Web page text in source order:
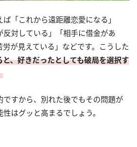
「これから遠距離恋愛になる」
反対している」「相手に借金があ
労が見えている」などです。こうした
、好きだったとしても破局を選択す
ですから、別れた後でもその問題が
はグッと高まるでしょう。